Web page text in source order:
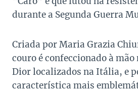
durante a Segunda Guerra
Criada por Maria Grazia
couro é confeccionado à mão
Dior localizados na Itália, e
característica mais